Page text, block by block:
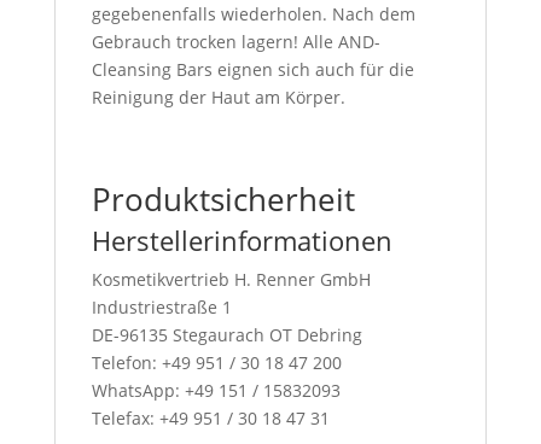
gegebenenfalls wiederholen. Nach dem
Gebrauch trocken lagern! Alle AND-
Cleansing Bars eignen sich auch für die
Reinigung der Haut am Körper.
Produktsicherheit
Herstellerinformationen
Kosmetikvertrieb H. Renner GmbH
Industriestraße 1
DE-96135 Stegaurach OT Debring
Telefon: +49 951 / 30 18 47 200
WhatsApp: +49 151 / 15832093
Telefax: +49 951 / 30 18 47 31